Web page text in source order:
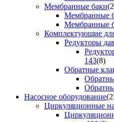
Мембранные баки
Мембранные
Мембранные
Комплектующие
Редукторы
143(8)
Обратные
Насосное оборудование
Циркуляционные